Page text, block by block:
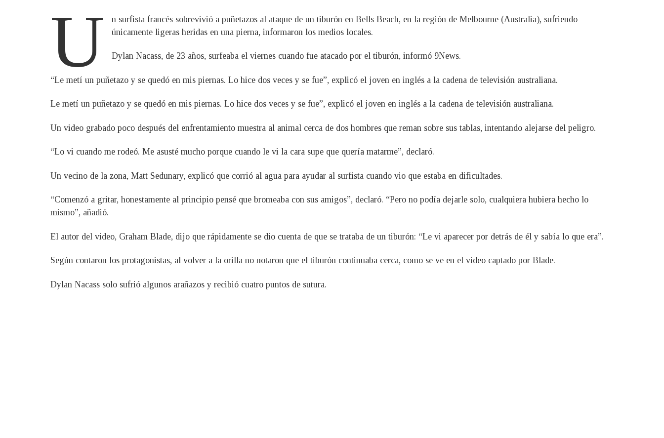
U
n surfista francés sobrevivió a puñetazos al ataque de un tiburón en Bells Beach, en la región de Melbourne (Australia), sufriendo
únicamente ligeras heridas en una pierna, informaron los medios locales.
Dylan Nacass, de 23 años, surfeaba el viernes cuando fue atacado por el tiburón, informó 9News.
“Le metí un puñetazo y se quedó en mis piernas. Lo hice dos veces y se fue”, explicó el joven en inglés a la cadena de televisión australiana.
Le metí un puñetazo y se quedó en mis piernas. Lo hice dos veces y se fue”, explicó el joven en inglés a la cadena de televisión australiana.
Un video grabado poco después del enfrentamiento muestra al animal cerca de dos hombres que reman sobre sus tablas, intentando alejarse del peligro.
“Lo vi cuando me rodeó. Me asusté mucho porque cuando le vi la cara supe que quería matarme”, declaró.
Un vecino de la zona, Matt Sedunary, explicó que corrió al agua para ayudar al surfista cuando vio que estaba en dificultades.
“Comenzó a gritar, honestamente al principio pensé que bromeaba con sus amigos”, declaró. “Pero no podía dejarle solo, cualquiera hubiera hecho lo
mismo”, añadió.
El autor del video, Graham Blade, dijo que rápidamente se dio cuenta de que se trataba de un tiburón: “Le vi aparecer por detrás de él y sabía lo que era”.
Según contaron los protagonistas, al volver a la orilla no notaron que el tiburón continuaba cerca, como se ve en el video captado por Blade.
Dylan Nacass solo sufrió algunos arañazos y recibió cuatro puntos de sutura.